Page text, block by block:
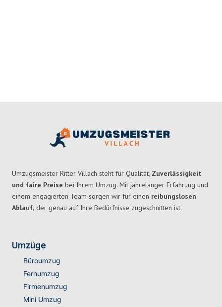
Umzugsmeister Ritter Villach steht für Qualität, Zuverlässigkeit
und faire Preise bei Ihrem Umzug. Mit jahrelanger Erfahrung und
einem engagierten Team sorgen wir für einen reibungslosen
Ablauf, der genau auf Ihre Bedürfnisse zugeschnitten ist.
Umzüge
Büroumzug
Fernumzug
Firmenumzug
Mini Umzug